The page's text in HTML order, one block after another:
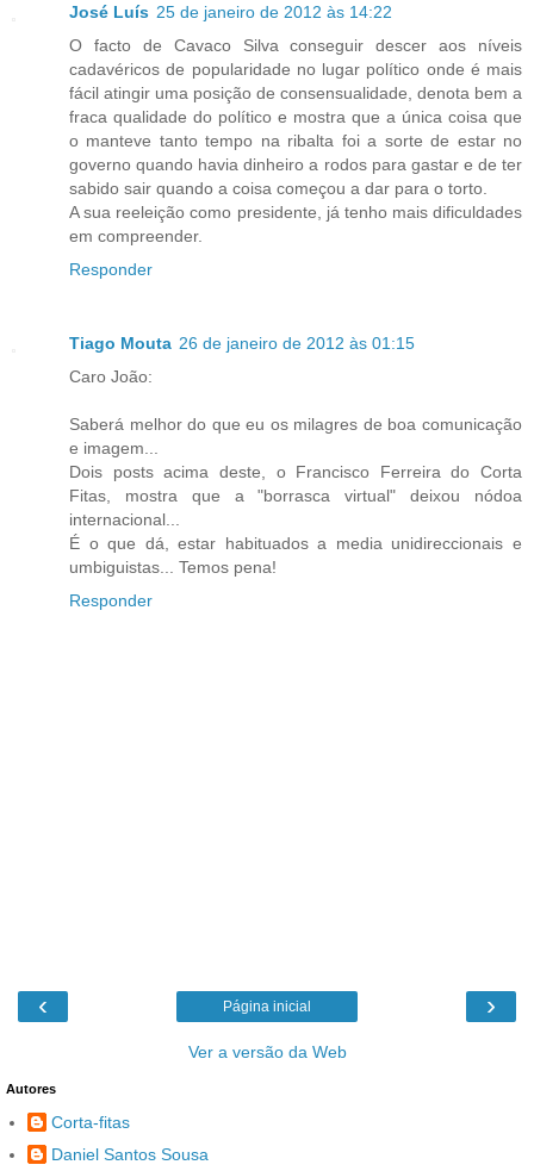
José Luís 25 de janeiro de 2012 às 14:22
O facto de Cavaco Silva conseguir descer aos níveis
cadavéricos de popularidade no lugar político onde é mais
fácil atingir uma posição de consensualidade, denota bem a
fraca qualidade do político e mostra que a única coisa que
o manteve tanto tempo na ribalta foi a sorte de estar no
governo quando havia dinheiro a rodos para gastar e de ter
sabido sair quando a coisa começou a dar para o torto.
A sua reeleição como presidente, já tenho mais dificuldades
em compreender.
Responder
Tiago Mouta 26 de janeiro de 2012 às 01:15
Caro João:
Saberá melhor do que eu os milagres de boa comunicação
e imagem...
Dois posts acima deste, o Francisco Ferreira do Corta
Fitas, mostra que a "borrasca virtual" deixou nódoa
internacional...
É o que dá, estar habituados a media unidireccionais e
umbiguistas... Temos pena!
Responder
‹ ›
Página inicial
Ver a versão da Web
Autores
Corta-fitas
Daniel Santos Sousa